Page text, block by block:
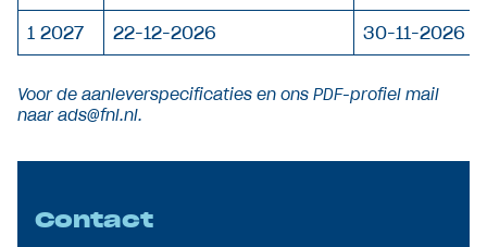
1 2027 22-12-2026 30-11-2026
Voor de aanleverspecificaties en ons PDF-profiel mail
naar ads@fnl.nl.
Contact